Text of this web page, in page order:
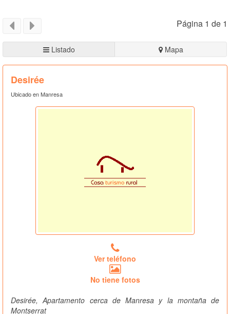
Página 1 de 1
Listado Mapa
Desirée
Ubicado en Manresa
Ver teléfono
No tiene fotos
Desirée, Apartamento cerca de Manresa y la montaña de
Montserrat